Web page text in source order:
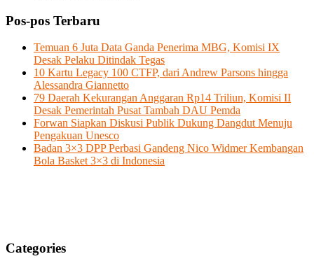
Pos-pos Terbaru
Temuan 6 Juta Data Ganda Penerima MBG, Komisi IX
Desak Pelaku Ditindak Tegas
10 Kartu Legacy 100 CTFP, dari Andrew Parsons hingga
Alessandra Giannetto
79 Daerah Kekurangan Anggaran Rp14 Triliun, Komisi II
Desak Pemerintah Pusat Tambah DAU Pemda
Forwan Siapkan Diskusi Publik Dukung Dangdut Menuju
Pengakuan Unesco
Badan 3×3 DPP Perbasi Gandeng Nico Widmer Kembangan
Bola Basket 3×3 di Indonesia
Categories